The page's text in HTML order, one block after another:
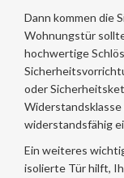
Dann kommen die
Wohnungstür
hochwertige
oder
widerstandsfähig
Ein weiteres
isolierte Tür hilft,